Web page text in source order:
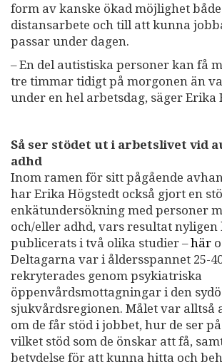
form av kanske ökad möjlighet
distansarbete och till att kunna
passar under dagen.
– En del autistiska personer kan få
tre timmar tidigt på morgonen än
under en hel arbetsdag, säger Erika
Så ser stödet ut i arbetslivet vid
adhd
Inom ramen för sitt pågående
har Erika Högstedt också gjort en
enkätundersökning med personer
och/eller adhd, vars resultat nyligen
publicerats i två olika studier –här
Deltagarna var i åldersspannet 25-
rekryterades genom psykiatriska
öppenvårdsmottagningar i den
sjukvårdsregionen. Målet var alltså
om de får stöd i jobbet, hur de ser
vilket stöd som de önskar att få,
betydelse för att kunna hitta och